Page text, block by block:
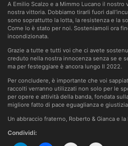
A Emilio Scalzo e a Mimmo Lucano il nostro
nostra vittoria. Dobbiamo tirarli fuori
sono soprattutto la lotta, la resistenza e la
Come lo è stato per noi. Sosteniamoli ora
incondizionata.
Grazie a tutte e tutti voi che ci avete
creduto nella nostra innocenza senza se e
ma per festeggiare è ancora lungo Il 2022.
Per concludere, è importante che voi
raccolti verranno utilizzati non solo per le
per opere e attività della banda, fondata
migliore fatto di pace eguaglianza e
Un abbraccio fraterno, Roberto & Gianca e
Condividi: